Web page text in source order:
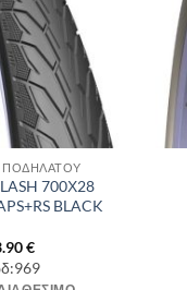
ΠΟΔΗΛΑΤΟΥ
700Χ28
BLACK
€